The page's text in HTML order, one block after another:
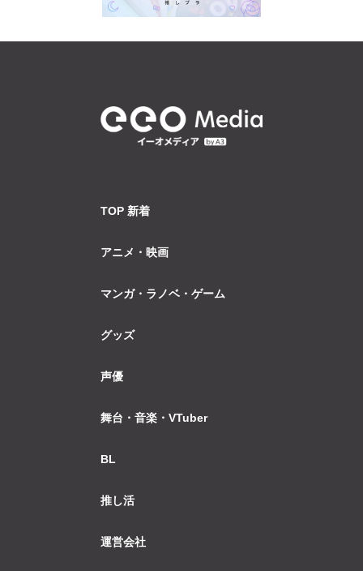
TOP 新着
アニメ・映画
マンガ・ラノベ・ゲーム
グッズ
声優
舞台・音楽・VTuber
BL
推し活
運営会社